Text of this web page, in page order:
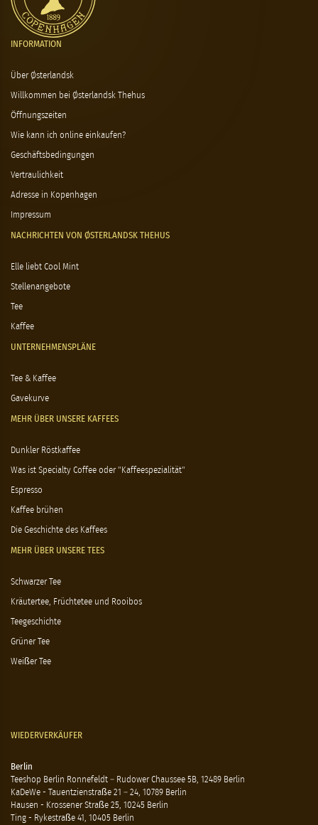
INFORMATION
Über Østerlandsk
Willkommen bei Østerlandsk Thehus
Öffnungszeiten
Wie kann ich online einkaufen?
Geschäftsbedingungen
Vertraulichkeit
Adresse in Kopenhagen
Impressum
NACHRICHTEN VON ØSTERLANDSK THEHUS
Elle liebt Cool Mint
Stellenangebote
Tee
Kaffee
UNTERNEHMENSPLÄNE
Tee & Kaffee
Gavekurve
MEHR ÜBER UNSERE KAFFEES
Dunkler Röstkaffee
Was ist Specialty Coffee oder "Kaffeespezialität"
Espresso
Kaffee brühen
Die Geschichte des Kaffees
MEHR ÜBER UNSERE TEES
Schwarzer Tee
Kräutertee, Früchtetee und Rooibos
Teegeschichte
Grüner Tee
Weißer Tee
WIEDERVERKÄUFER
Berlin
Teeshop Berlin Ronnefeldt – Rudower Chaussee 5B, 12489 Berlin
KaDeWe - Tauentzienstraße 21 – 24, 10789 Berlin
Hausen - Krossener Straße 25, 10245 Berlin
Ting - Rykestraße 41, 10405 Berlin